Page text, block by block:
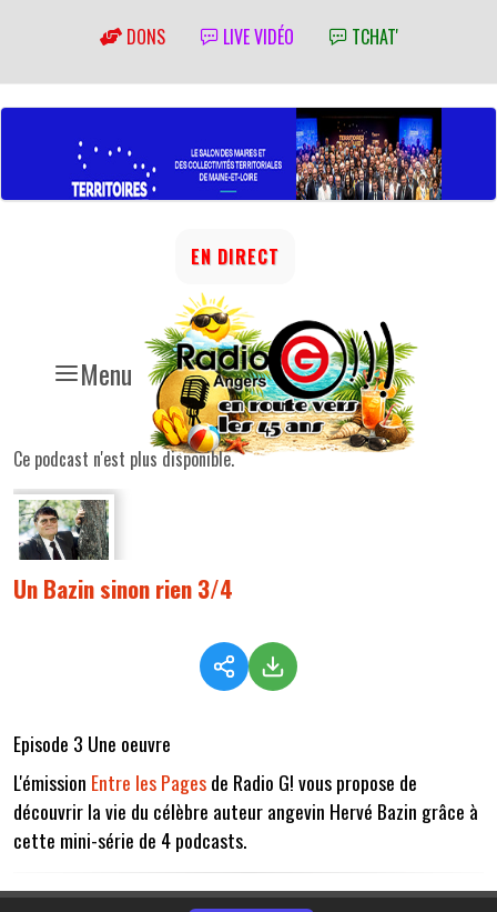
DONS LIVE VIDÉO TCHAT'
Menu
EN DIRECT
Ce podcast n'est plus disponible.
Un Bazin sinon rien 3/4
Episode 3 Une oeuvre
L'émission Entre les Pagesde Radio G! vous propose de
découvrir la vie du célèbre auteur angevin Hervé Bazin grâce à
cette mini-série de 4 podcasts.